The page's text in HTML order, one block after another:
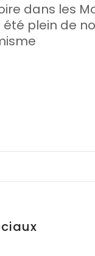
dans les
été plein de